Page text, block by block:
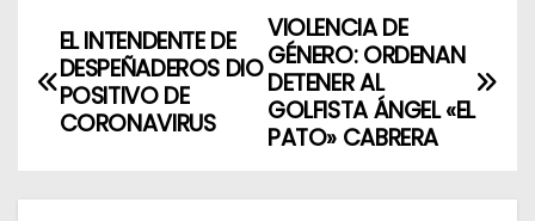
N
a
e
VIOLENCIA DE
GÉNERO: ORDENAN
DETENER AL
GOLFISTA ÁNGEL «EL
PATO» CABRERA
EL INTENDENTE DE
DESPEÑADEROS DIO
POSITIVO DE
CORONAVIRUS